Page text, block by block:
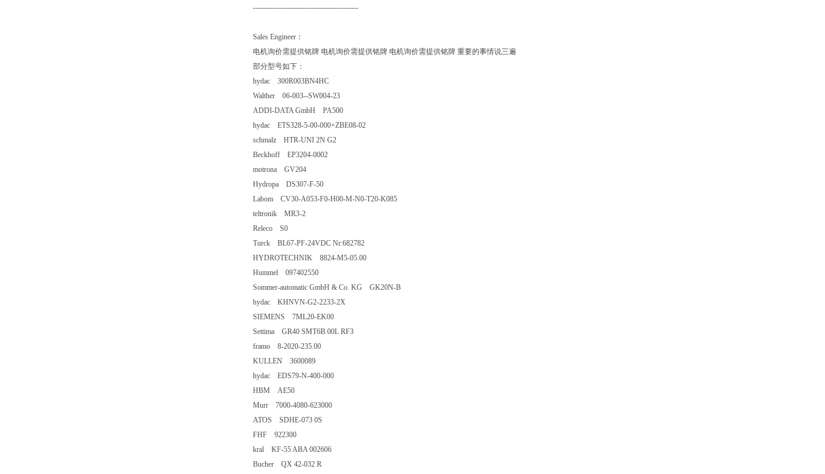
-------------------------------------------
Sales Engineer：
电机询价需提供铭牌 电机询价需提供铭牌 电机询价需提供铭牌 重要的事情说三遍
部分型号如下：
hydac 300R003BN4HC
Walther 06-003--SW004-23
ADDI-DATA GmbH PA500
hydac ETS328-5-00-000+ZBE08-02
schmalz HTR-UNI 2N G2
Beckhoff EP3204-0002
motrona GV204
Hydropa DS307-F-50
Labom CV30-A053-F0-H00-M-N0-T20-K085
teltronik MR3-2
Releco S0
Turck BL67-PF-24VDC Nr:682782
HYDROTECHNIK 8824-M5-05.00
Hummel 097402550
Sommer-automatic GmbH & Co. KG GK20N-B
hydac KHNVN-G2-2233-2X
SIEMENS 7ML20-EK00
Settima GR40 SMT6B 00L RF3
framo 8-2020-235.00
KULLEN 3600089
hydac EDS79-N-400-000
HBM AE50
Murr 7000-4080-623000
ATOS SDHE-073 0S
FHF 922300
kral KF-55 ABA 002606
Bucher QX 42-032 R